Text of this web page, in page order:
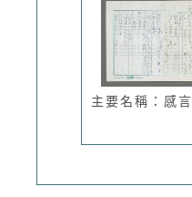
主要名稱：感言